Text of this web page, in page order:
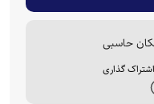
حاسبی
اشتراک گذاری